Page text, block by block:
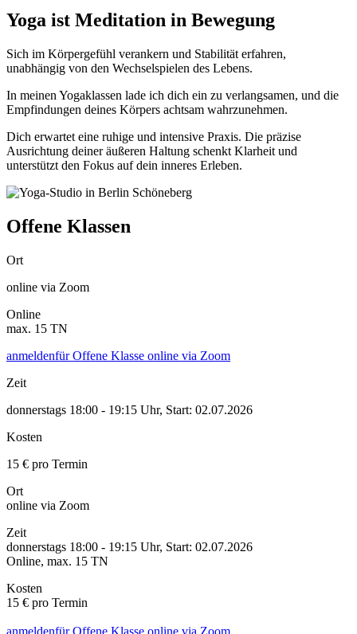
Yoga ist Meditation in Bewegung
Sich im Körpergefühl verankern und Stabilität erfahren,
unabhängig von den Wechselspielen des Lebens.
In meinen Yogaklassen lade ich dich ein zu verlangsamen, und die
Empfindungen deines Körpers achtsam wahrzunehmen.
Dich erwartet eine ruhige und intensive Praxis. Die präzise
Ausrichtung deiner äußeren Haltung schenkt Klarheit und
unterstützt den Fokus auf dein inneres Erleben.
Offene Klassen
Ort
online via Zoom
Online
max. 15 TN
anmeldenfür Offene Klasse online via Zoom
Zeit
donnerstags 18:00 - 19:15 Uhr, Start: 02.07.2026
Kosten
15 € pro Termin
Ort
online via Zoom
Zeit
donnerstags 18:00 - 19:15 Uhr, Start: 02.07.2026
Online, max. 15 TN
Kosten
15 € pro Termin
anmeldenfür Offene Klasse online via Zoom